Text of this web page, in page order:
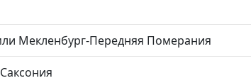
Мекленбург-Передняя Померания